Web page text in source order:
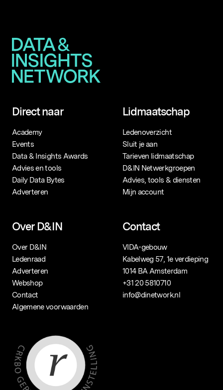
Direct naar
Academy
Events
Data & Insights Awards
Advies en tools
Daily Data Bytes
Adverteren
Lidmaatschap
Ledenoverzicht
Sluit je aan
Tarieven lidmaatschap
D&IN Netwerkgroepen
Advies, tools & diensten
Mijn account
Over D&IN
Over D&IN
Ledenraad
Adverteren
Webshop
Contact
Algemene voorwaarden
Contact
VIDA-gebouw
Kabelweg 57, 1e verdieping
1014 BA Amsterdam
+31 20 5810710
info@dinetwork.nl